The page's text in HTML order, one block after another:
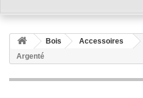
Bois Accessoires
Argenté